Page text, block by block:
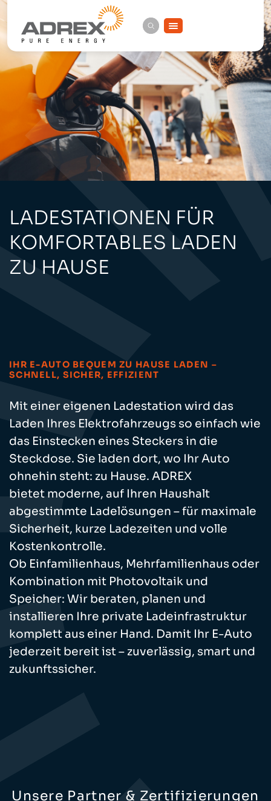
Zum
springen
LADESTATIONEN FÜR
KOMFORTABLES LADEN
ZU HAUSE
IHR E-AUTO BEQUEM ZU HAUSE LADEN –
SCHNELL, SICHER, EFFIZIENT
Mit einer eigenen Ladestation wird das
Laden Ihres Elektrofahrzeugs so einfach wie
das Einstecken eines Steckers in die
Steckdose. Sie laden dort, wo Ihr Auto
ohnehin steht: zu Hause. ADREX
bietet moderne, auf Ihren Haushalt
abgestimmte Lade­lösungen – für maximale
Sicherheit, kurze Ladezeiten und volle
Kostenkontrolle.
Ob Einfamilienhaus, Mehrfamilienhaus oder
Kombination mit Photovoltaik und
Speicher: Wir beraten, planen und
installieren Ihre private Ladeinfrastruktur
komplett aus einer Hand. Damit Ihr E-Auto
jederzeit bereit ist – zuverlässig, smart und
zukunftssicher.
Unsere Partner & Zertifizierungen